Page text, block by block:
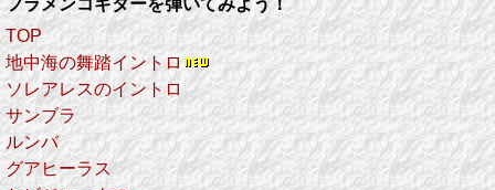
フラメンコギターを弾いてみよう！
TOP
地中海の舞踏イントロ
ソレアレスのイントロ
サンブラ
ルンバ
グアヒーラス